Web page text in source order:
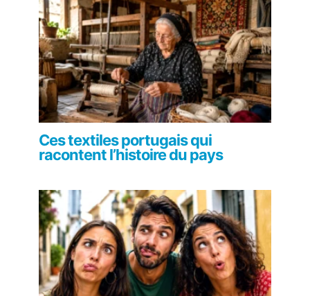
Ces textiles portugais qui
racontent l’histoire du pays